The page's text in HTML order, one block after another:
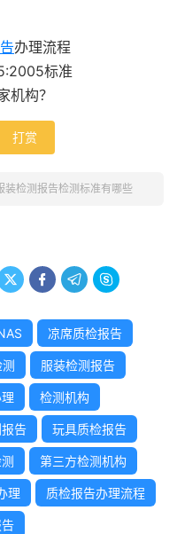
办理流程
标准
机构？
打赏
装检测报告检测标准有哪些
   
凉席质检报告
服装检测报告
检测机构
告 玩具质检报告
第三方检测机构
理 质检报告办理流程